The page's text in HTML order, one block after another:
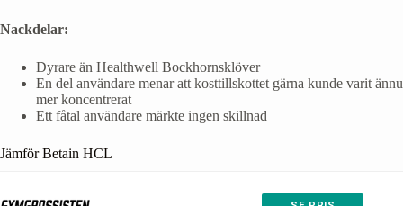
Nackdelar:
Dyrare än Healthwell Bockhornsklöver
En del användare menar att kosttillskottet gärna kunde varit ännu
mer koncentrerat
Ett fåtal användare märkte ingen skillnad
Jämför Betain HCL